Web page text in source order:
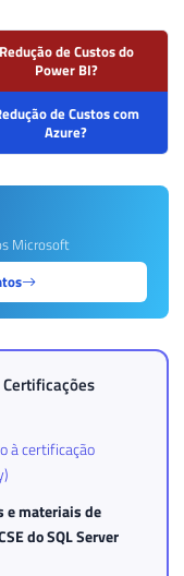
Redução de Custos do
Power BI?
de Custos com
Azure?
Microsoft
Certificações
à certificação
e materiais de
do SQL Server